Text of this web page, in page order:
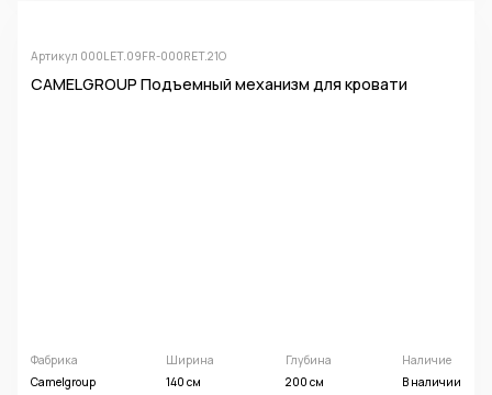
Артикул 000LET.09FR-000RET.21O
CAMELGROUP Подъемный механизм для кровати
Фабрика
Camelgroup
Ширина
140 см
Глубина
200 см
Наличие
В наличии